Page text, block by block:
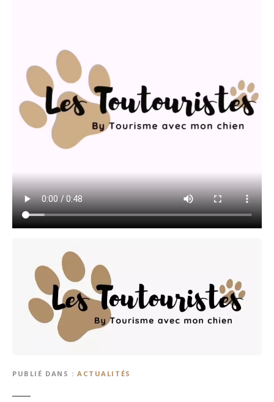
PUBLIÉ DANS ACTUALITÉS